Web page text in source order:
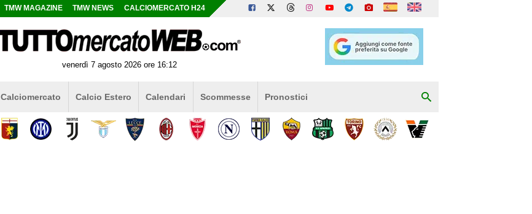
TMW MAGAZINE TMW NEWS CALCIOMERCATO H24
venerdì 7 agosto 2026 ore 16:12
Calciomercato Calcio Estero Calendari Scommesse Pronostici